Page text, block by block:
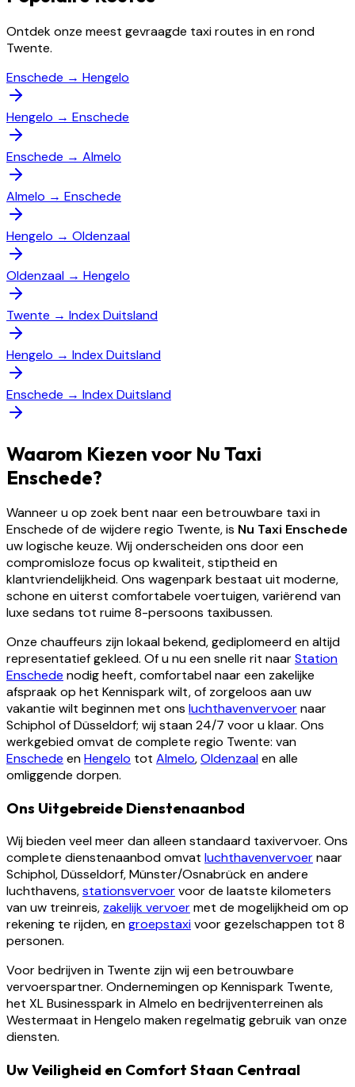
Ontdek onze meest gevraagde taxi routes in en rond
Twente.
Enschede → Hengelo
Hengelo → Enschede
Enschede → Almelo
Almelo → Enschede
Hengelo → Oldenzaal
Oldenzaal → Hengelo
Twente → Index Duitsland
Hengelo → Index Duitsland
Enschede → Index Duitsland
Waarom Kiezen voor Nu Taxi
Enschede?
Wanneer u op zoek bent naar een betrouwbare taxi in
Enschede of de wijdere regio Twente, is Nu Taxi Enschede
uw logische keuze. Wij onderscheiden ons door een
compromisloze focus op kwaliteit, stiptheid en
klantvriendelijkheid. Ons wagenpark bestaat uit moderne,
schone en uiterst comfortabele voertuigen, variërend van
luxe sedans tot ruime 8-persoons taxibussen.
Onze chauffeurs zijn lokaal bekend, gediplomeerd en altijd
representatief gekleed. Of u nu een snelle rit naarStation
Enschede nodig heeft, comfortabel naar een zakelijke
afspraak op het Kennispark wilt, of zorgeloos aan uw
vakantie wilt beginnen met ons luchthavenvervoernaar
Schiphol of Düsseldorf; wij staan 24/7 voor u klaar. Ons
werkgebied omvat de complete regio Twente: van
Enschede enHengelo tot Almelo,Oldenzaalen alle
omliggende dorpen.
Ons Uitgebreide Dienstenaanbod
Wij bieden veel meer dan alleen standaard taxivervoer. Ons
complete dienstenaanbod omvat luchthavenvervoernaar
Schiphol, Düsseldorf, Münster/Osnabrück en andere
luchthavens,stationsvervoervoor de laatste kilometers
van uw treinreis, zakelijk vervoermet de mogelijkheid om op
rekening te rijden, engroepstaxivoor gezelschappen tot 8
personen.
Voor bedrijven in Twente zijn wij een betrouwbare
vervoerspartner. Ondernemingen op Kennispark Twente,
het XL Businesspark in Almelo en bedrijventerreinen als
Westermaat in Hengelo maken regelmatig gebruik van onze
diensten.
Uw Veiligheid en Comfort Staan Centraal